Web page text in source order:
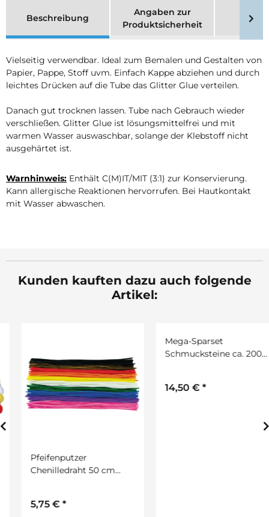
Beschreibung
Angaben zur
Produktsicherheit
Vielseitig verwendbar. Ideal zum Bemalen und Gestalten von
Papier, Pappe, Stoff uvm. Einfach Kappe abziehen und durch
leichtes Drücken auf die Tube das Glitter Glue verteilen.
Danach gut trocknen lassen. Tube nach Gebrauch wieder
verschließen. Glitter Glue ist lösungsmittelfrei und mit
warmen Wasser auswaschbar, solange der Klebstoff nicht
ausgehärtet ist.
Warnhinweis: Enthält C(M)IT/MIT (3:1) zur Konservierung.
Kann allergische Reaktionen hervorrufen. Bei Hautkontakt
mit Wasser abwaschen.
Kunden kauften dazu auch folgende
Artikel:
Pfeifenputzer
Chenilledraht 50 cm
5,75 €*